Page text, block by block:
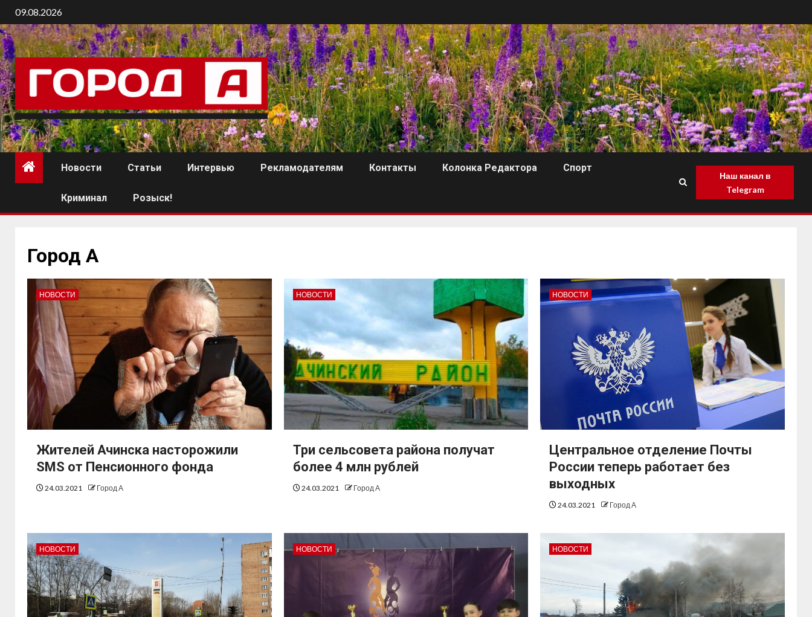
09.08.2026
Новости Статьи Интервью Рекламодателям Контакты Колонка Редактора Спорт
Криминал Розыск!
Наш канал в
Telegram
Город А
НОВОСТИ
Жителей Ачинска насторожили
SMS от Пенсионного фонда
24.03.2021 Город А
НОВОСТИ
Три сельсовета района получат
более 4 млн рублей
24.03.2021 Город А
НОВОСТИ
Центральное отделение Почты
России теперь работает без
выходных
24.03.2021 Город А
НОВОСТИ НОВОСТИ НОВОСТИ